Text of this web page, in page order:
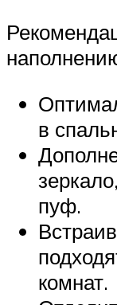
в
пуф.
комнат.